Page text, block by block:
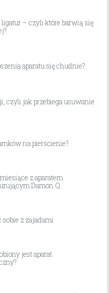
– czyli które barwią się
aparatu się chudnie?
czyli jak przebiega usuwanie
na pierścienie?
z aparatem
Damon Q
sobie z zajadami
jest aparat